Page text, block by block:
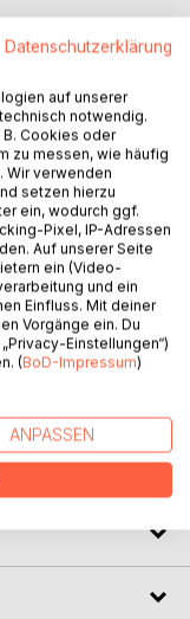
weiter!
jetzt richtig
neue Spielideen
Mit
und
Rock, Funk,
hinaus. Wie
im Mittelpunkt.
Timing, Dynamik
Dazu gibts
und
das
vertiefen
Datenschutzerklärung
auf unserer
notwendig.
Cookies oder
zu messen, wie häufig
Wir verwenden
setzen hierzu
ein, wodurch ggf.
Pixel, IP-Adressen
Auf unserer Seite
ein (Video-
und ein
Einfluss. Mit deiner
Vorgänge ein. Du
Einstellungen“)
(BoD-Impressum)
ANPASSEN